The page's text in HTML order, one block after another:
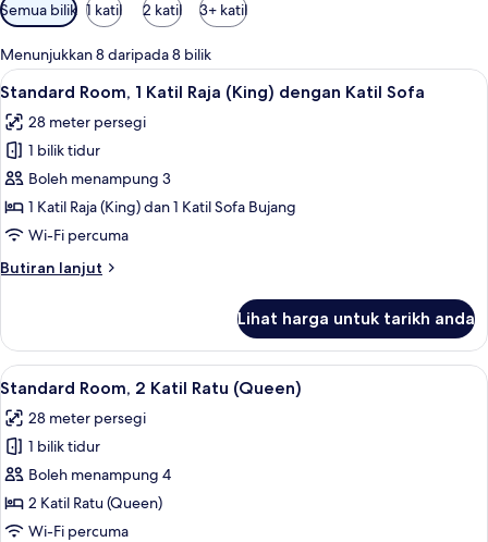
yang
tersedia
untuk
bilik
Semua bilik 1 katil 2 katil 3+ katil
Menunjukkan 8 daripada 8 bilik
Lihat
semua
foto
untuk
Standard
Room,
1
Raja
Katil
Sofa
Standard Room, 1 Katil Raja (King)
4
Standard Room, 1 Katil Raja (King) dengan Katil Sofa
28 meter persegi
1 bilik tidur
Boleh menampung 3
1 Katil Raja (King) dan 1 Katil Sofa Bujang
Wi-Fi percuma
Butiran lanjut
Butiran
Room,
Katil
(King)
dengan
Katil
Sofa
Lihat harga untuk tarikh anda
Lihat
semua
foto
untuk
Standard
Room,
2
Peti besi dalam bilik, meja, ruang
4
Standard Room, 2 Katil Ratu (Queen)
28 meter persegi
1 bilik tidur
Boleh menampung 4
2 Katil Ratu (Queen)
Wi-Fi percuma